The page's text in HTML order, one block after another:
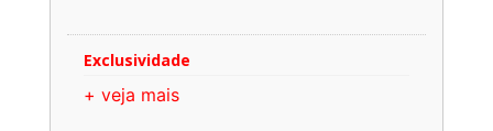
Exclusividade
+ veja mais